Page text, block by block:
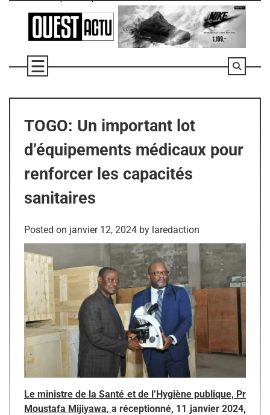
TOGO: Un important lot
d’équipements médicaux pour
renforcer les capacités
sanitaires
Posted on janvier 12, 2024 by laredaction
Le ministre de la Santé et de l’Hygiène publique, Pr
Moustafa Mijiyawa, a réceptionné, 11 janvier 2024,